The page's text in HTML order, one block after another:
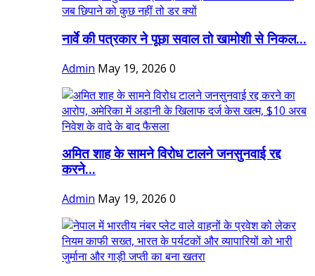
नार्वे की पत्रकार ने पूछा सवाल तो खामोशी से निकल...
Admin May 19, 2026 0
अमित शाह के सामने विरोध टालने जनसुनवाई रद्द
करने...
Admin May 19, 2026 0